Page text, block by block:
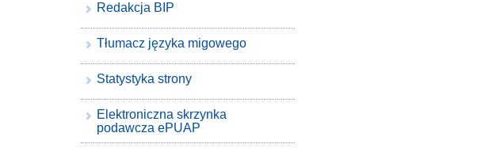
Redakcja BIP
Tłumacz języka migowego
Statystyka strony
Elektroniczna skrzynka
podawcza ePUAP